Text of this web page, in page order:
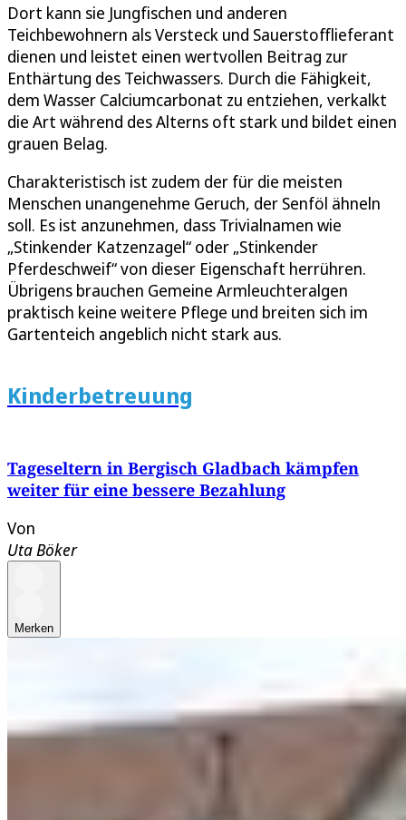
Dort kann sie Jungfischen und anderen
Teichbewohnern als Versteck und Sauerstofflieferant
dienen und leistet einen wertvollen Beitrag zur
Enthärtung des Teichwassers. Durch die Fähigkeit,
dem Wasser Calciumcarbonat zu entziehen, verkalkt
die Art während des Alterns oft stark und bildet einen
grauen Belag.
Charakteristisch ist zudem der für die meisten
Menschen unangenehme Geruch, der Senföl ähneln
soll. Es ist anzunehmen, dass Trivialnamen wie
„Stinkender Katzenzagel“ oder „Stinkender
Pferdeschweif“ von dieser Eigenschaft herrühren.
Übrigens brauchen Gemeine Armleuchteralgen
praktisch keine weitere Pflege und breiten sich im
Gartenteich angeblich nicht stark aus.
Kinderbetreuung
Tageseltern in Bergisch Gladbach kämpfen
weiter für eine bessere Bezahlung
Von
Uta Böker
Merken